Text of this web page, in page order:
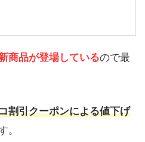
商品が登場しているので最
割引クーポンによる値下げ
。